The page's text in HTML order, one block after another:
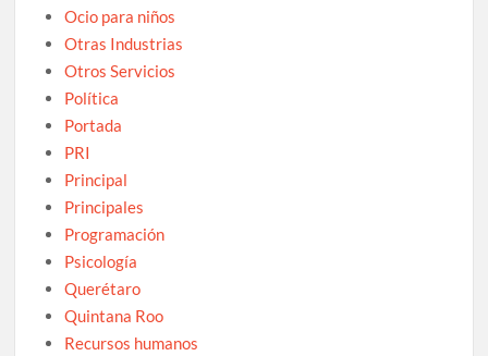
Ocio para niños
Otras Industrias
Otros Servicios
Política
Portada
PRI
Principal
Principales
Programación
Psicología
Querétaro
Quintana Roo
Recursos humanos